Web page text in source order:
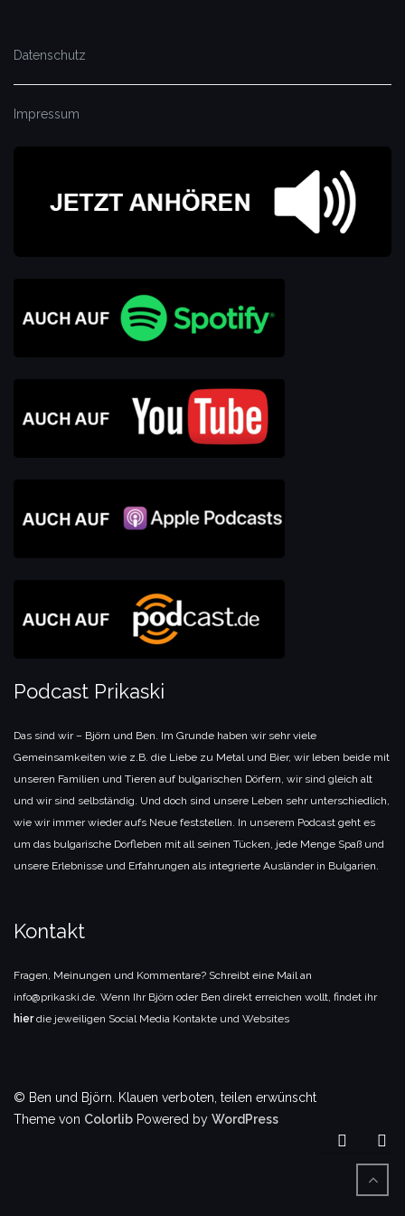
Datenschutz
Impressum
Podcast Prikaski
Das sind wir – Björn und Ben. Im Grunde haben wir sehr viele
Gemeinsamkeiten wie z.B. die Liebe zu Metal und Bier, wir leben beide mit
unseren Familien und Tieren auf bulgarischen Dörfern, wir sind gleich alt
und wir sind selbständig. Und doch sind unsere Leben sehr unterschiedlich,
wie wir immer wieder aufs Neue feststellen. In unserem Podcast geht es
um das bulgarische Dorfleben mit all seinen Tücken, jede Menge Spaß und
unsere Erlebnisse und Erfahrungen als integrierte Ausländer in Bulgarien.
Kontakt
Fragen, Meinungen und Kommentare? Schreibt eine Mail an
info@prikaski.de. Wenn Ihr Björn oder Ben direkt erreichen wollt, findet ihr
hierdie jeweiligen Social Media Kontakte und Websites
© Ben und Björn. Klauen verboten, teilen erwünscht
Theme von Colorlib Powered by WordPress